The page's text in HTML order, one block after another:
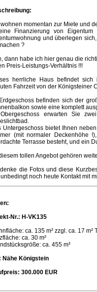
momentan zur Miete und
Finanzierung von
und überlegen
?
dann habe ich hier genau die
Preis-Leistungs-Verhältnis !!!
herrliche Haus befindet
Fahrzeit von der Königsteiner
befinden sich der
sowie eine komplett
erwarten Sie
Untergeschoss bietet Ihnen
(mit normaler Deckenhöhe
Terrasse besteht, und ein
tollen Angebot gehören
denke die Fotos und diese
noch heute Kontakt mit
Nr.: H-VK135
ca. 135 m² zzgl. ca. 17
ca. 30 m²
ca. 455 m²
Nähe Königstein
300.000 EUR